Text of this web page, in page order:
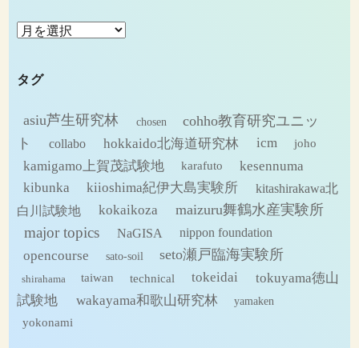
ア
カ
ブ
タグ
asiu芦生研究林 chosen
cohho教育研究ユニッ
ト
collabo hokkaido北海道研究林 icm joho
kamigamo上賀茂試験地 karafuto
kesennuma
kibunka
kiioshima紀伊大島実験所
kitashirakawa北
白川試験地
kokaikoza maizuru舞鶴水産実験所
major topics NaGISA nippon foundation
opencourse sato-soil seto瀬戸臨海実験所
shirahama taiwan technical tokeidai
tokuyama徳山
試験地
wakayama和歌山研究林
yamaken
yokonami